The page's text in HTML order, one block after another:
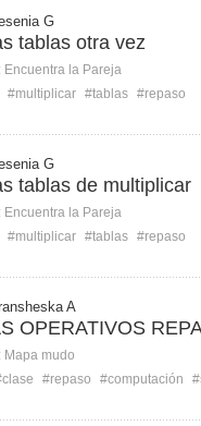
G
tablas otra vez
Encuentra la Pareja
#multiplicar #tablas #repaso
G
tablas de multiplicar
Encuentra la Pareja
#multiplicar #tablas #repaso
A
OPERATIVOS
Mapa mudo
#repaso #computación